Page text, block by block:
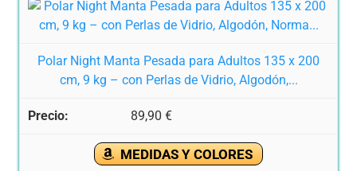
Polar Night Manta Pesada para Adultos 135 x 200
cm, 9 kg – con Perlas de Vidrio, Algodón,...
89,90 €
MEDIDAS Y COLORES